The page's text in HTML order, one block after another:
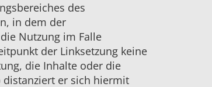
des
in dem der
Nutzung im Falle
der Linksetzung keine
die Inhalte oder die
distanziert er sich hiermit